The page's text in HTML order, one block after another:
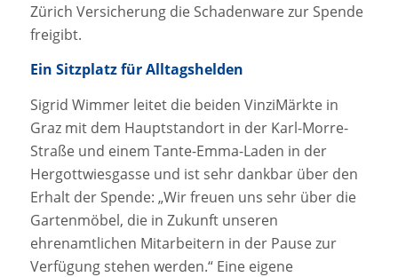
Zürich Versicherung die Schadenware zur Spende
freigibt.
Ein Sitzplatz für Alltagshelden
Sigrid Wimmer leitet die beiden VinziMärkte in
Graz mit dem Hauptstandort in der Karl-Morre-
Straße und einem Tante-Emma-Laden in der
Hergottwiesgasse und ist sehr dankbar über den
Erhalt der Spende: „Wir freuen uns sehr über die
Gartenmöbel, die in Zukunft unseren
ehrenamtlichen Mitarbeitern in der Pause zur
Verfügung stehen werden.“ Eine eigene